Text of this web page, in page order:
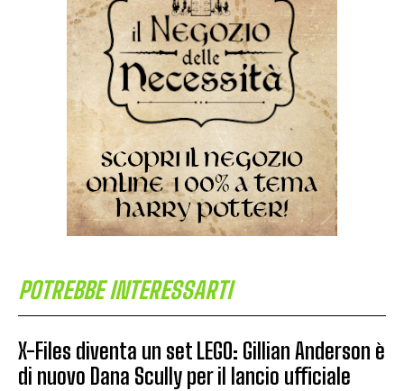
POTREBBE INTERESSARTI
X-Files diventa un set LEGO: Gillian Anderson è
di nuovo Dana Scully per il lancio ufficiale